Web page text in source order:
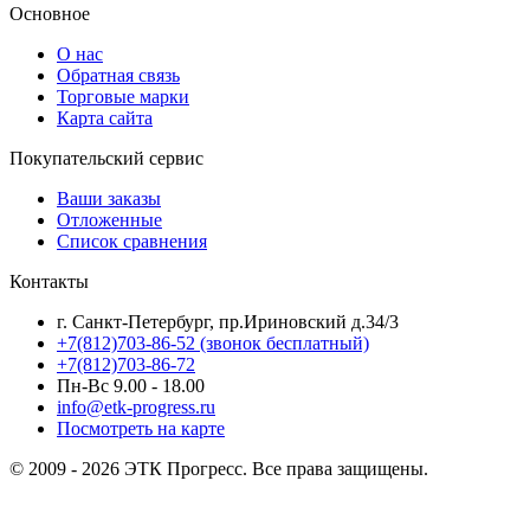
Основное
О нас
Обратная связь
Торговые марки
Карта сайта
Покупательский сервис
Ваши заказы
Отложенные
Список сравнения
Контакты
г. Санкт-Петербург, пр.Ириновский д.34/3
+7(812)703-86-52 (звонок бесплатный)
+7(812)703-86-72
Пн-Вс 9.00 - 18.00
info@etk-progress.ru
Посмотреть на карте
© 2009 - 2026 ЭТК Прогресс. Все права защищены.